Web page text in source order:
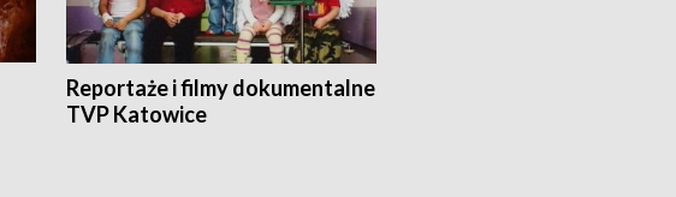
Reportaże i filmy dokumentalne
TVP Katowice